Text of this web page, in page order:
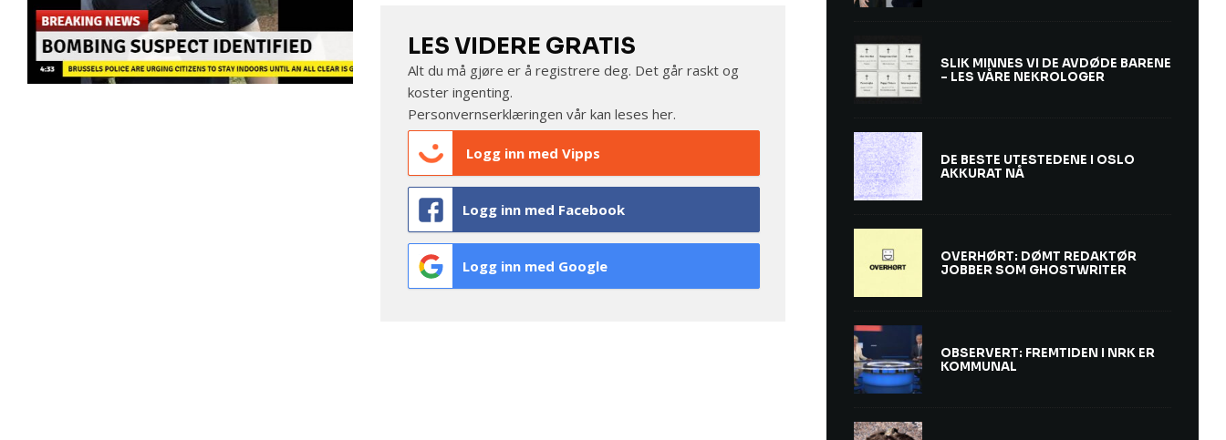
LES VIDERE GRATIS
Alt du må gjøre er å registrere deg. Det går raskt og
koster ingenting.
Personvernserklæringen vår kan lesesher.
Logg inn med Vipps
Logg inn med Facebook
Logg inn med Google
SLIK MINNES VI DE AVDØDE BARENE
– LES VÅRE NEKROLOGER
DE BESTE UTESTEDENE I OSLO
AKKURAT NÅ
OVERHØRT: DØMT REDAKTØR
JOBBER SOM GHOSTWRITER
OBSERVERT: FREMTIDEN I NRK ER
KOMMUNAL